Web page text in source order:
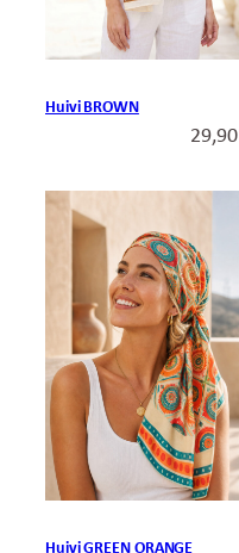
Huivi BROWN
29,90
Huivi GREEN ORANGE